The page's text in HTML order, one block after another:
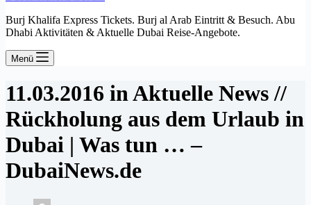
Burj Khalifa Express Tickets. Burj al Arab Eintritt & Besuch. Abu
Dhabi Aktivitäten & Aktuelle Dubai Reise-Angebote.
Menü
11.03.2016 in Aktuelle News //
Rückholung aus dem Urlaub in
Dubai | Was tun … –
DubaiNews.de